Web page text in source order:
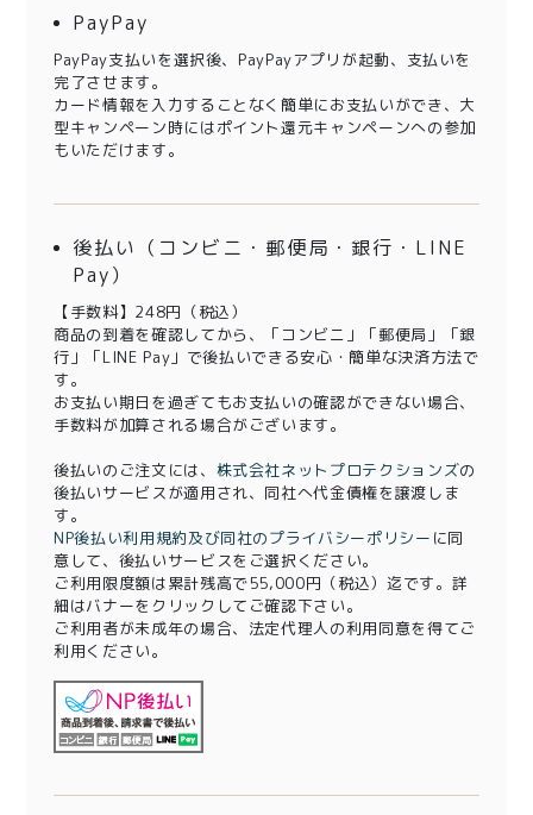
PayPay
PayPay支払いを選択後、PayPayアプリが起動、支払いを
完了させます。
カード情報を入力することなく簡単にお支払いができ、大
型キャンペーン時にはポイント還元キャンペーンへの参加
もいただけます。
後払い（コンビニ・郵便局・銀行・LINE
Pay）
【手数料】248円（税込）
商品の到着を確認してから、「コンビニ」「郵便局」「銀
行」「LINE Pay」で後払いできる安心・簡単な決済方法で
す。
お支払い期日を過ぎてもお支払いの確認ができない場合、
手数料が加算される場合がございます。
後払いのご注文には、 株式会社ネットプロテクションズの
後払いサービスが適用され、同社へ代金債権を譲渡しま
す。
NP後払い利用規約及び同社のプライバシーポリシー に同
意して、後払いサービスをご選択ください。
ご利用限度額は累計残高で55,000円（税込）迄です。詳
細はバナーをクリックしてご確認下さい。
ご利用者が未成年の場合、法定代理人の利用同意を得てご
利用ください。